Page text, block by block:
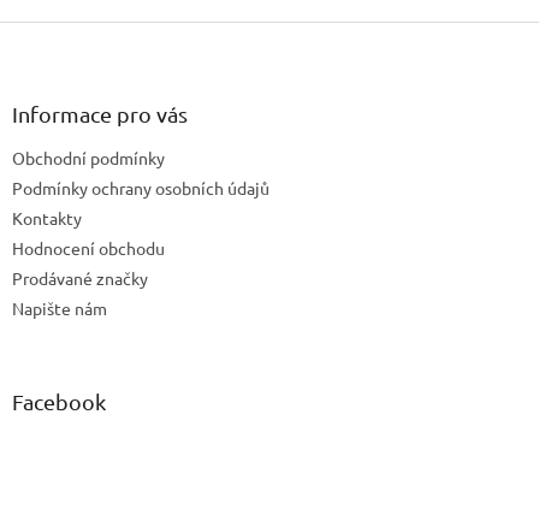
Informace pro vás
Obchodní podmínky
Podmínky ochrany osobních údajů
Kontakty
Hodnocení obchodu
Prodávané značky
Napište nám
Facebook